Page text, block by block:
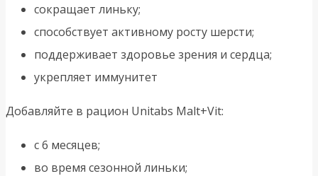
сокращает линьку;
способствует активному росту шерсти;
поддерживает здоровье зрения и сердца;
укрепляет иммунитет
Добавляйте в рацион Unitabs Malt+Vit:
с 6 месяцев;
во время сезонной линьки;